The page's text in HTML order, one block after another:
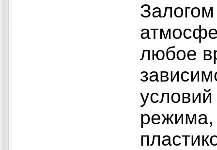
любое
режима,